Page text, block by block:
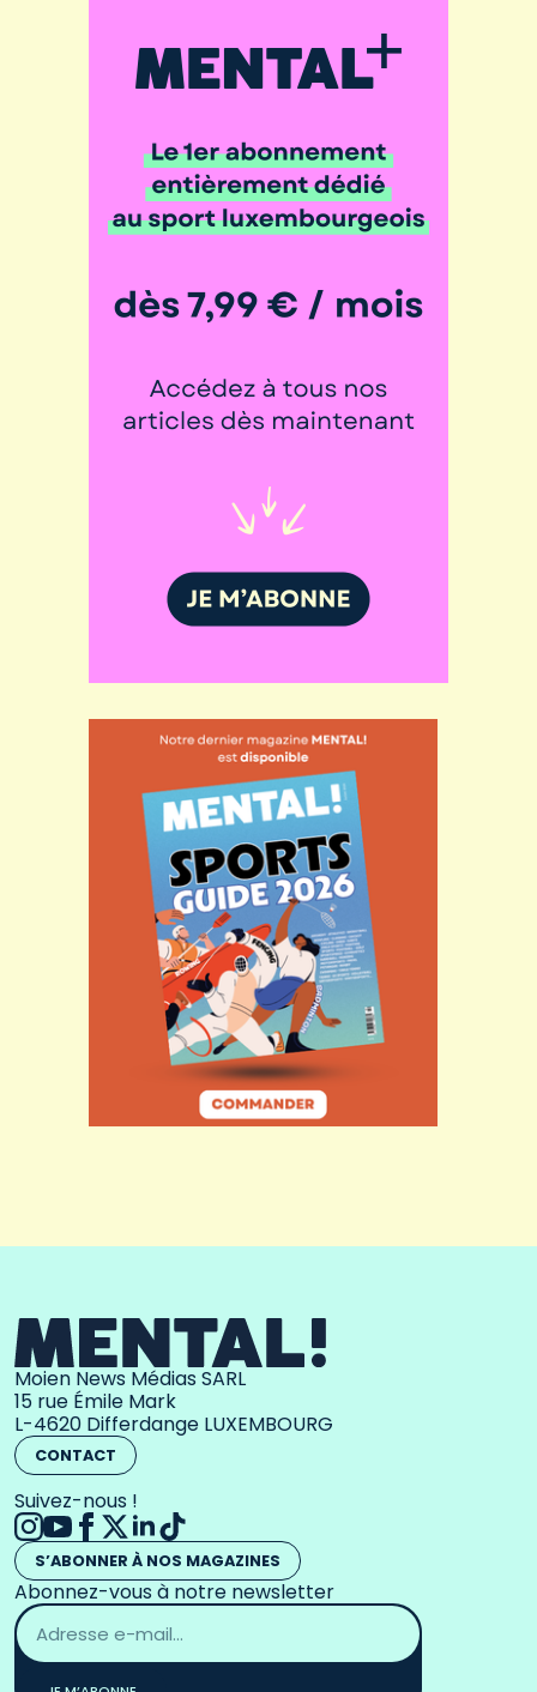
Moien News Médias SARL
15 rue Émile Mark
L-4620 Differdange LUXEMBOURG
CONTACT
Suivez-nous !
S’ABONNER À NOS MAGAZINES
Abonnez-vous à notre newsletter
Adresse
email
*